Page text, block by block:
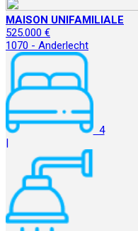
MAISON UNIFAMILIALE
525.000 €
1070 - Anderlecht
4
|